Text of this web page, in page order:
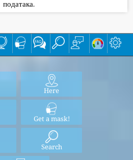
података.
Here
Get a mask!
Search